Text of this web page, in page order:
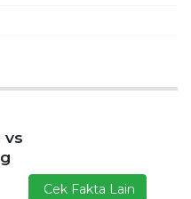
vs
Cek Fakta Lain